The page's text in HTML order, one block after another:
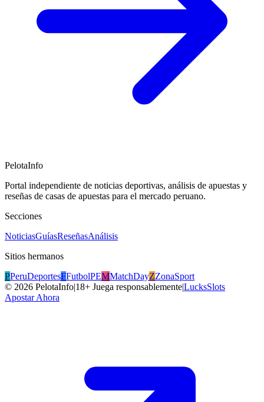
PelotaInfo
Portal independiente de noticias deportivas, análisis de apuestas y
reseñas de casas de apuestas para el mercado peruano.
Secciones
NoticiasGuíasReseñasAnálisis
Sitios hermanos
PPeruDeportesFFutbolPEMMatchDayZZonaSport
© 2026 PelotaInfo|18+ Juega responsablemente|LucksSlots
Apostar Ahora